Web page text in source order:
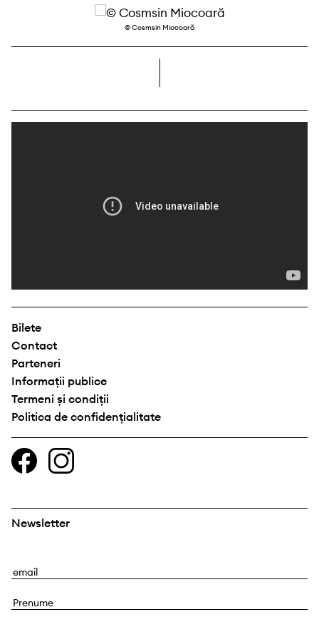
© Cosmsin Miocoară
Bilete
Contact
Parteneri
Informații publice
Termeni și condiții
Politica de confidențialitate
Newsletter
E
a
P